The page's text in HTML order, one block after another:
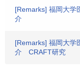
[Remarks] 福岡大
介
[Remarks] 福岡大
介 CRAFT研究